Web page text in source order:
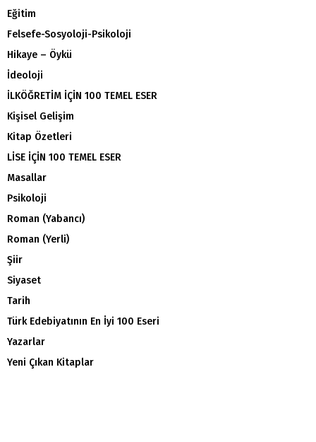
Eğitim
Felsefe-Sosyoloji-Psikoloji
Hikaye – Öykü
İdeoloji
İLKÖĞRETİM İÇİN 100 TEMEL ESER
Kişisel Gelişim
Kitap Özetleri
LİSE İÇİN 100 TEMEL ESER
Masallar
Psikoloji
Roman (Yabancı)
Roman (Yerli)
Şiir
Siyaset
Tarih
Türk Edebiyatının En İyi 100 Eseri
Yazarlar
Yeni Çıkan Kitaplar